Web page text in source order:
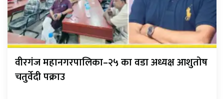
वीरगंज महानगरपालिका–२५ का वडा अध्यक्ष आशुतोष
चतुर्वेदी पक्राउ